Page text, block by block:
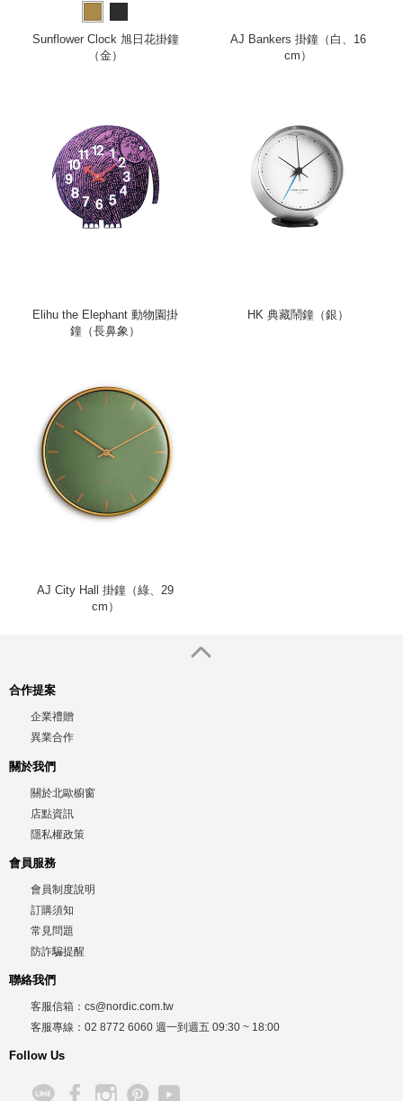
Sunflower Clock 旭日花掛鐘
（金）
AJ Bankers 掛鐘（白、16
cm）
Elihu the Elephant 動物園掛
鐘（長鼻象）
HK 典藏鬧鐘（銀）
AJ City Hall 掛鐘（綠、29
cm）
合作提案
企業禮贈
異業合作
關於我們
關於北歐櫥窗
店點資訊
隱私權政策
會員服務
會員制度說明
訂購須知
常見問題
防詐騙提醒
聯絡我們
客服信箱： cs@nordic.com.tw
客服專線： 02 8772 6060 週一到週五 09:30 ~ 18:00
Follow Us